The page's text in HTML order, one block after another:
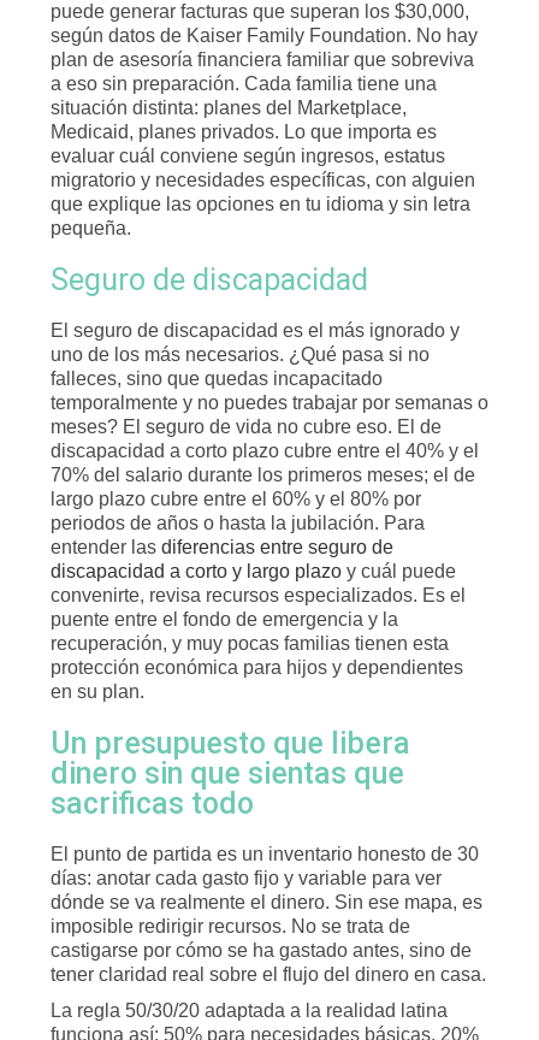
puede generar facturas que superan los $30,000,
según datos de Kaiser Family Foundation. No hay
plan de asesoría financiera familiar que sobreviva
a eso sin preparación. Cada familia tiene una
situación distinta: planes del Marketplace,
Medicaid, planes privados. Lo que importa es
evaluar cuál conviene según ingresos, estatus
migratorio y necesidades específicas, con alguien
que explique las opciones en tu idioma y sin letra
pequeña.
Seguro de discapacidad
El seguro de discapacidad es el más ignorado y
uno de los más necesarios. ¿Qué pasa si no
falleces, sino que quedas incapacitado
temporalmente y no puedes trabajar por semanas o
meses? El seguro de vida no cubre eso. El de
discapacidad a corto plazo cubre entre el 40% y el
70% del salario durante los primeros meses; el de
largo plazo cubre entre el 60% y el 80% por
periodos de años o hasta la jubilación. Para
entender las diferencias entre seguro de
discapacidad a corto y largo plazo y cuál puede
convenirte, revisa recursos especializados. Es el
puente entre el fondo de emergencia y la
recuperación, y muy pocas familias tienen esta
protección económica para hijos y dependientes
en su plan.
Un presupuesto que libera
dinero sin que sientas que
sacrificas todo
El punto de partida es un inventario honesto de 30
días: anotar cada gasto fijo y variable para ver
dónde se va realmente el dinero. Sin ese mapa, es
imposible redirigir recursos. No se trata de
castigarse por cómo se ha gastado antes, sino de
tener claridad real sobre el flujo del dinero en casa.
La regla 50/30/20 adaptada a la realidad latina
funciona así: 50% para necesidades básicas, 20%